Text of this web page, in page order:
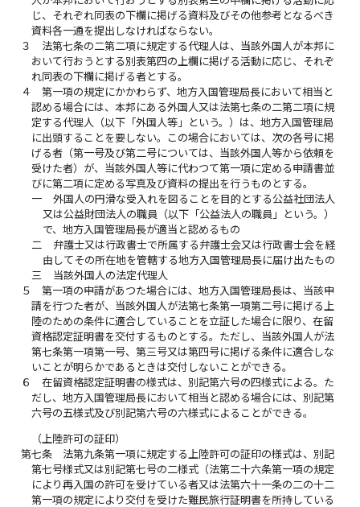
じ、それぞれ同表の下欄に掲げる資料及びその他参考となるべき
資料各一通を提出しなければならない。
３
法第七条の二第二項に規定する代理人は、当該外国人が本邦に
おいて行おうとする別表第四の上欄に掲げる活動に応じ、それぞ
れ同表の下欄に掲げる者とする。
４
第一項の規定にかかわらず、地方入国管理局長において相当と
認める場合には、本邦にある外国人又は法第七条の二第二項に規
定する代理人（以下「外国人等」という。）は、地方入国管理局
に出頭することを要しない。この場合においては、次の各号に掲
げる者（第一号及び第二号については、当該外国人等から依頼を
受けた者）が、当該外国人等に代わつて第一項に定める申請書並
びに第二項に定める写真及び資料の提出を行うものとする。
一
外国人の円滑な受入れを図ることを目的とする公益社団法人
又は公益財団法人の職員（以下「公益法人の職員」という。）
で、地方入国管理局長が適当と認めるもの
二
弁護士又は行政書士で所属する弁護士会又は行政書士会を経
由してその所在地を管轄する地方入国管理局長に届け出たもの
三
当該外国人の法定代理人
５
第一項の申請があつた場合には、地方入国管理局長は、当該申
請を行つた者が、当該外国人が法第七条第一項第二号に掲げる上
陸のための条件に適合していることを立証した場合に限り、在留
資格認定証明書を交付するものとする。ただし、当該外国人が法
第七条第一項第一号、第三号又は第四号に掲げる条件に適合しな
いことが明らかであるときは交付しないことができる。
６
在留資格認定証明書の様式は、別記第六号の四様式による。た
だし、地方入国管理局長において相当と認める場合には、別記第
六号の五様式及び別記第六号の六様式によることができる。
（上陸許可の証印）
第七条
法第九条第一項に規定する上陸許可の証印の様式は、別記
第七号様式又は別記第七号の二様式（法第二十六条第一項の規定
により再入国の許可を受けている者又は法第六十一条の二の十二
第一項の規定により交付を受けた難民旅行証明書を所持している